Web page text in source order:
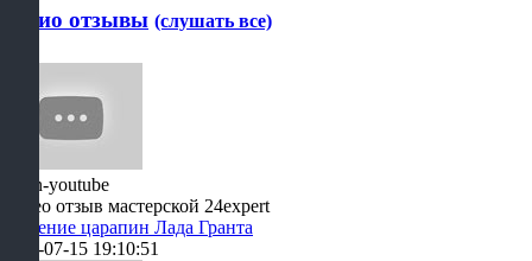
Аудио отзывы (слушать все)
Видео отзыв мастерской 24expert
Удаление царапин Лада Гранта
2021-07-15 19:10:51